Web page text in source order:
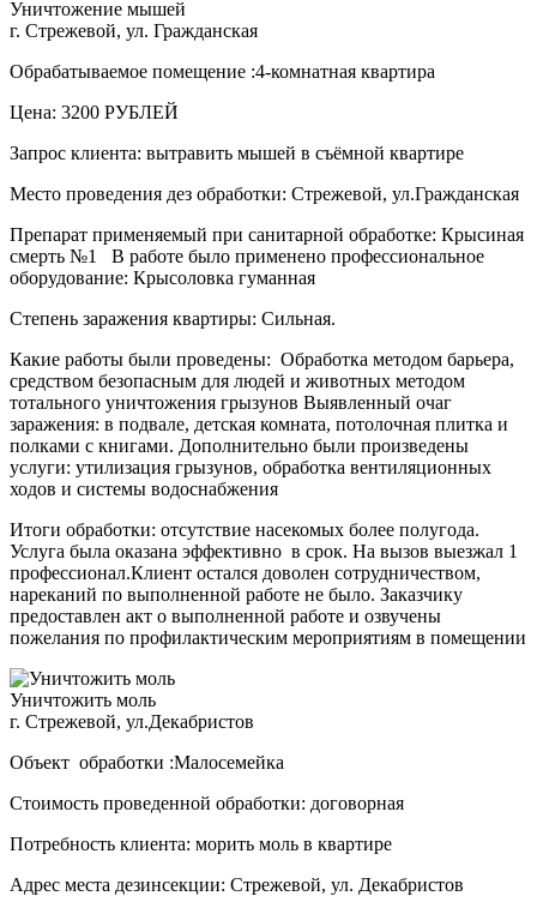
Уничтожение мышей
г. Стрежевой, ул. Гражданская
Обрабатываемое помещение :4-комнатная квартира
Цена: 3200 РУБЛЕЙ
Запрос клиента: вытравить мышей в съёмной квартире
Место проведения дез обработки: Стрежевой, ул.Гражданская
Препарат применяемый при санитарной обработке: Крысиная
смерть №1 В работе было применено профессиональное
оборудование: Крысоловка гуманная
Степень заражения квартиры: Сильная.
Какие работы были проведены: Обработка методом барьера,
средством безопасным для людей и животных методом
тотального уничтожения грызунов Выявленный очаг
заражения: в подвале, детская комната, потолочная плитка и
полками с книгами. Дополнительно были произведены
услуги: утилизация грызунов, обработка вентиляционных
ходов и системы водоснабжения
Итоги обработки: отсутствие насекомых более полугода.
Услуга была оказана эффективно в срок. На вызов выезжал 1
профессионал.Клиент остался доволен сотрудничеством,
нареканий по выполненной работе не было. Заказчику
предоставлен акт о выполненной работе и озвучены
пожелания по профилактическим мероприятиям в помещении
Уничтожить моль
г. Стрежевой, ул.Декабристов
Объект обработки :Малосемейка
Стоимость проведенной обработки: договорная
Потребность клиента: морить моль в квартире
Адрес места дезинсекции: Стрежевой, ул. Декабристов